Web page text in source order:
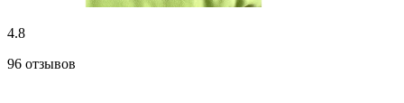
4.8
96 отзывов